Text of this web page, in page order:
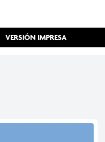
VERSIÓN IMPRESA